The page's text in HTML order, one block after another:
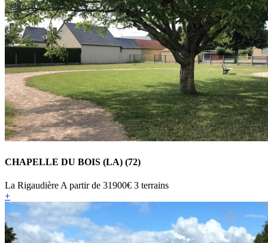
CHAPELLE DU BOIS (LA) (72)
La Rigaudière A partir de 31900€ 3 terrains
+